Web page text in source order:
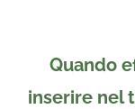
Quando
inserire nel